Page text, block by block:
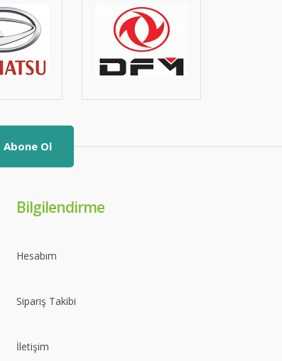
Abone Ol
Bilgilendirme
Hesabım
Sipariş Takibi
İletişim